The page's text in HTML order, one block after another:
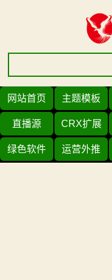
网站首页 主题模板
直播源 CRX扩展
绿色软件 运营外推